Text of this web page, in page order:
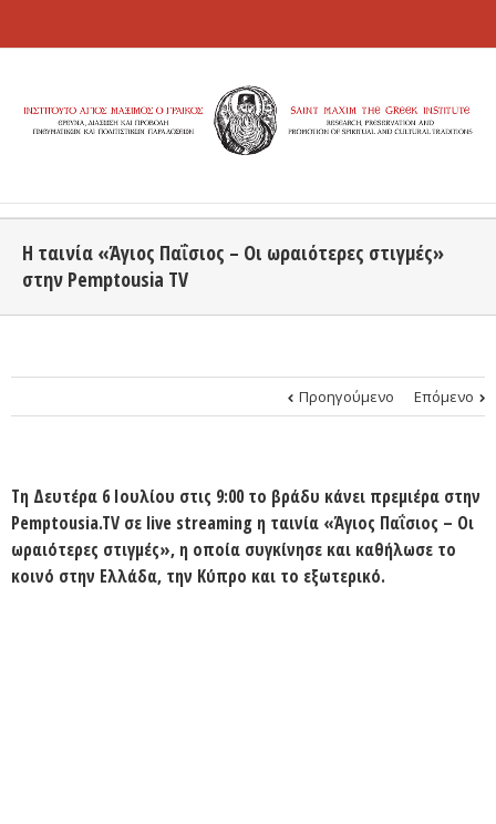
Η ταινία «Άγιος Παΐσιος – Οι ωραιότερες στιγμές»
στην Pemptousia TV
Προηγούμενο Επόμενο
Τη Δευτέρα 6 Ιουλίου στις 9:00 το βράδυ κάνει πρεμιέρα στην
Pemptousia.TV σε live streaming η ταινία «Άγιος Παΐσιος – Οι
ωραιότερες στιγμές», η οποία συγκίνησε και καθήλωσε το
κοινό στην Ελλάδα, την Κύπρο και το εξωτερικό.